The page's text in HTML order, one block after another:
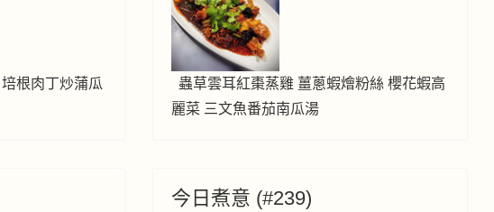
根肉丁炒蒲瓜
蟲草雲耳紅棗蒸雞 薑蔥蝦燴粉絲 櫻花蝦高
麗菜 三文魚番茄南瓜湯
今日煮意 (#239)